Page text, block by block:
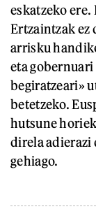
eskatzeko
Ertzaintzak ez
arrisku
eta
begiratzeari»
betetzeko.
hutsune
direla adierazi
gehiago.